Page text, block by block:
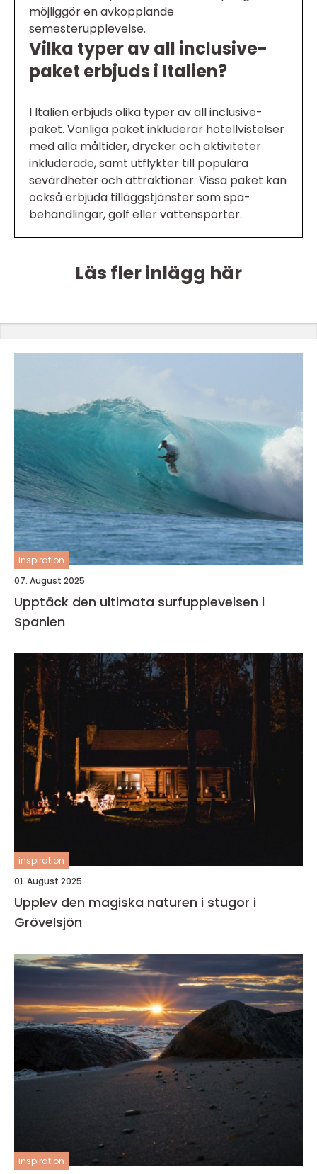
möjliggör en avkopplande
semesterupplevelse.
Vilka typer av all inclusive-
paket erbjuds i Italien?
I Italien erbjuds olika typer av all inclusive-
paket. Vanliga paket inkluderar hotellvistelser
med alla måltider, drycker och aktiviteter
inkluderade, samt utflykter till populära
sevärdheter och attraktioner. Vissa paket kan
också erbjuda tilläggstjänster som spa-
behandlingar, golf eller vattensporter.
Läs fler inlägg här
inspiration
07. August 2025
Upptäck den ultimata surfupplevelsen i
Spanien
inspiration
01. August 2025
Upplev den magiska naturen i stugor i
Grövelsjön
inspiration